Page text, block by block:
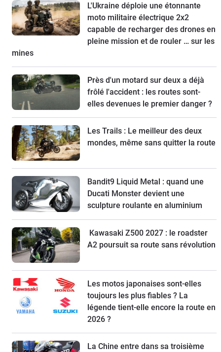
L'Ukraine déploie une étonnante
moto militaire électrique 2x2
capable de recharger des drones en
pleine mission et de rouler … sur les
mines
Près d'un motard sur deux a déjà
frôlé l'accident : les routes sont-
elles devenues le premier danger ?
Les Trails : Le meilleur des deux
mondes, même sans quitter la route
Bandit9 Liquid Metal : quand une
Ducati Monster devient une
sculpture roulante en aluminium
Kawasaki Z500 2027 : le roadster
A2 poursuit sa route sans révolution
Les motos japonaises sont-elles
toujours les plus fiables ? La
légende tient-elle encore la route en
2026 ?
La Chine entre dans sa troisième